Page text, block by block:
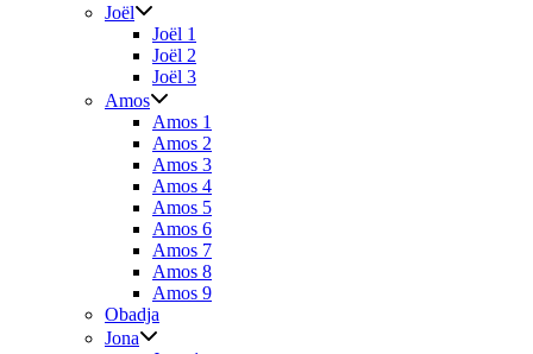
Joël
Joël 1
Joël 2
Joël 3
Amos
Amos 1
Amos 2
Amos 3
Amos 4
Amos 5
Amos 6
Amos 7
Amos 8
Amos 9
Obadja
Jona